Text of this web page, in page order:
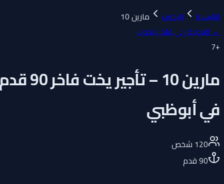
الرئيسية
اليخوت
مارين 10
←العودة إلى فئة اليخوت
7
مارين 10 – تأجير يخت فاخر 90 قدم
في أبوظبي
120 شخص
90قدم